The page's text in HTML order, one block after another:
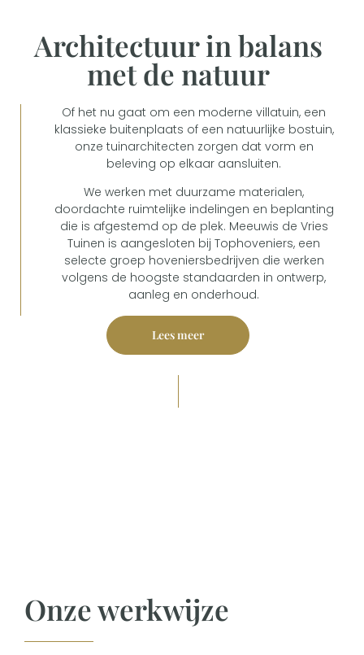
Architectuur in balans
met de natuur
Of het nu gaat om een moderne villatuin, een
klassieke buitenplaats of een natuurlijke bostuin,
onze tuinarchitecten zorgen dat vorm en
beleving op elkaar aansluiten.
We werken met duurzame materialen,
doordachte ruimtelijke indelingen en beplanting
die is afgestemd op de plek. Meeuwis de Vries
Tuinen is aangesloten bij Tophoveniers, een
selecte groep hoveniersbedrijven die werken
volgens de hoogste standaarden in ontwerp,
aanleg en onderhoud.
Lees meer
Onze werkwijze